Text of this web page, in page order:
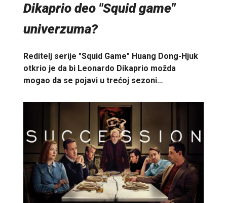
Dikaprio deo "Squid game"
univerzuma?
Reditelj serije "Squid Game" Huang Dong-Hjuk
otkrio je da bi Leonardo Dikaprio možda
mogao da se pojavi u trećoj sezoni…